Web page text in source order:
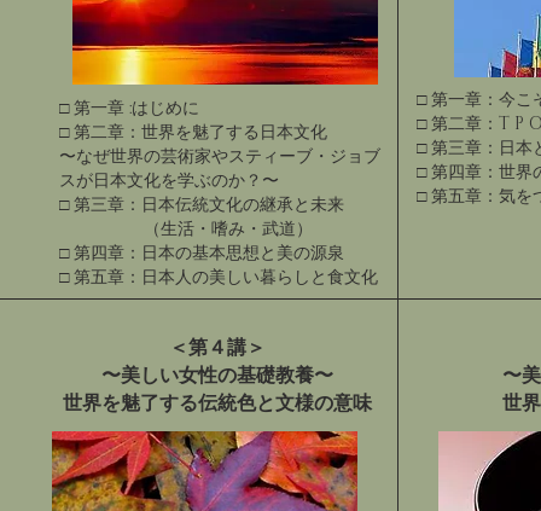
□ 第一章 :はじめに
□ 第二章：世界を魅了する日本文化
​〜なぜ世界の芸術家やスティーブ・ジョブ
スが日本文化を学ぶのか？〜
□ 第三章：日本伝統文化の継承と未来
（生活・嗜み・武道）
□ 第四章：日本の基本思想と美の源泉
□ 第五章：日本人の美しい暮らしと食文化
□ 第一章：今こ
□ 第二章：T P
□ 第三章：日本
□ 第四章：世界
□ 第五章：気を
＜第４講＞
〜美しい女性の基礎教養〜
世界を魅了する伝統色と文様の意味
〜
世